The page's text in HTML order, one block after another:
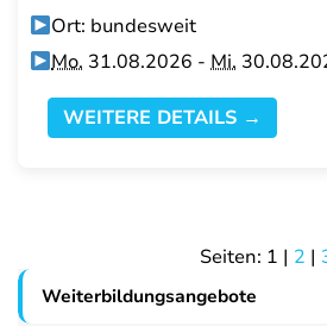
Ort: bundesweit
Mo. 31.08.2026 -Mi.
WEITERE DETAILS →
Seiten: 1 | 2 |
Weiterbildungsangebote